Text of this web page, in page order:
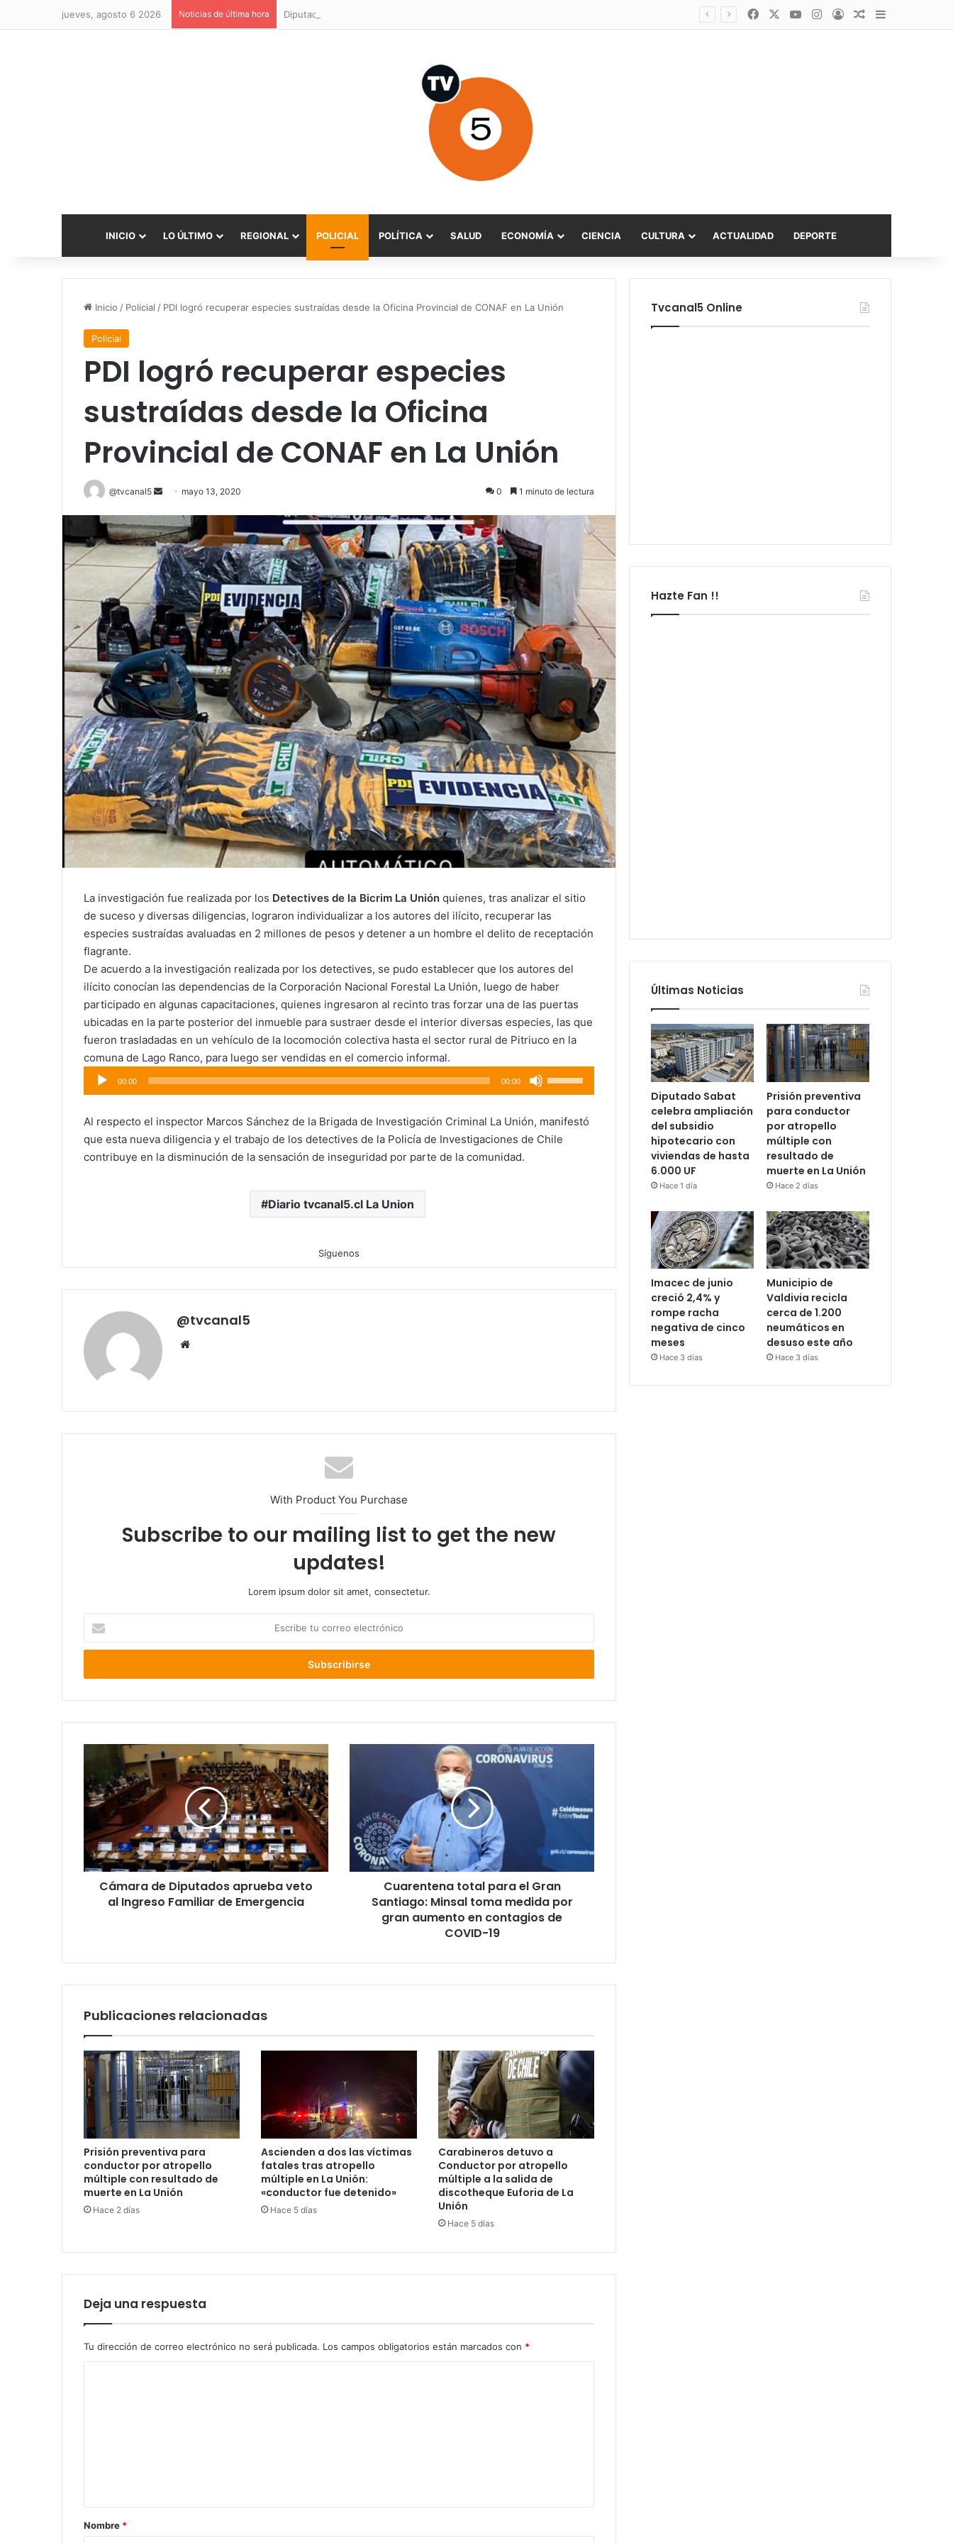
jueves, agosto 6 2026 Noticias de última hora Diputado Sabat celebra ampliación del subsidio hipotecario con viviendas de hasta 6.000 UF FacebookYouTubeInstagram
AccesoPublicación al
Barra lateral
INICIO LO ÚLTIMO REGIONAL POLICIAL POLÍTICA SALUD ECONOMÍA CIENCIA CULTURA ACTUALIDAD DEPORTE
Inicio / Policial / PDI logró recuperar especies sustraídas desde la Oficina Provincial de CONAF en La Unión
Policial
PDI logró recuperar especies
sustraídas desde la Oficina
Provincial de CONAF en La Unión
@tvcanal5
Send
email
mayo 13, 2020 0 1 minuto de lectura
La investigación fue realizada por los Detectives de la Bicrim La Unión quienes, tras analizar el sitio
de suceso y diversas diligencias, lograron individualizar a los autores del ilícito, recuperar las
especies sustraídas avaluadas en 2 millones de pesos y detener a un hombre el delito de receptación
flagrante.
De acuerdo a la investigación realizada por los detectives, se pudo establecer que los autores del
ilícito conocían las dependencias de la Corporación Nacional Forestal La Unión, luego de haber
participado en algunas capacitaciones, quienes ingresaron al recinto tras forzar una de las puertas
ubicadas en la parte posterior del inmueble para sustraer desde el interior diversas especies, las que
fueron trasladadas en un vehículo de la locomoción colectiva hasta el sector rural de Pitriuco en la
comuna de Lago Ranco, para luego ser vendidas en el comercio informal.
Reproductor
de
00:00 00:00
las
de
flecha
volumen.
Al respecto el inspector Marcos Sánchez de la Brigada de Investigación Criminal La Unión, manifestó
que esta nueva diligencia y el trabajo de los detectives de la Policía de Investigaciones de Chile
contribuye en la disminución de la sensación de inseguridad por parte de la comunidad.
Diario tvcanal5.cl La Union
Síguenos
@tvcanal5
With Product You Purchase
Subscribe to our mailing list to get the new
updates!
Lorem ipsum dolor sit amet, consectetur.
correo
Diputados
aprueba
veto
Ingreso
Familiar
de
Emergencia
Cámara de Diputados aprueba veto
al Ingreso Familiar de Emergencia
Santiago:
Minsal
toma
medida
aumento
19
Cuarentena total para el Gran
Santiago: Minsal toma medida por
gran aumento en contagios de
COVID-19
Publicaciones relacionadas
Prisión preventiva para
conductor por atropello
múltiple con resultado de
muerte en La Unión
Hace 2 días
Ascienden a dos las víctimas
fatales tras atropello
múltiple en La Unión:
«conductor fue detenido»
Hace 5 días
Carabineros detuvo a
Conductor por atropello
múltiple a la salida de
discotheque Euforia de La
Unión
Hace 5 días
Deja una respuesta
Tu dirección de correo electrónico no será publicada. Los campos obligatorios están marcados con *
rNombre *
Tvcanal5 Online
Hazte Fan !!
Últimas Noticias
Diputado Sabat
celebra ampliación
del subsidio
hipotecario con
viviendas de hasta
6.000 UF
Hace 1 día
Prisión preventiva
para conductor
por atropello
múltiple con
resultado de
muerte en La Unión
Hace 2 días
Imacec de junio
creció 2,4% y
rompe racha
negativa de cinco
meses
Hace 3 días
Municipio de
Valdivia recicla
cerca de 1.200
neumáticos en
desuso este año
Hace 3 días